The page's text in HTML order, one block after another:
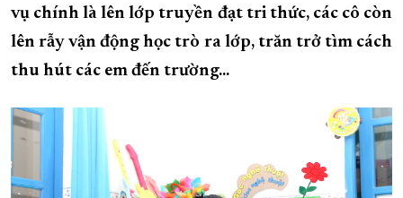
KHOẢNH KHẮC ĐẸP XỨ TRẦM
XÂY DỰNG KHÁNH HÒA TRỞ THÀNH THÀNH PHỐ TRỰC THUỘC
ĐẠI HỘI ĐẢNG CÁC CẤP TRANG CHỦ
vụ chính là lên lớp truyền đạt tri thức, các cô còn
lên rẫy vận động học trò ra lớp, trăn trở tìm cách
thu hút các em đến trường...